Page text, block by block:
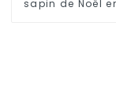
sapin de Noël